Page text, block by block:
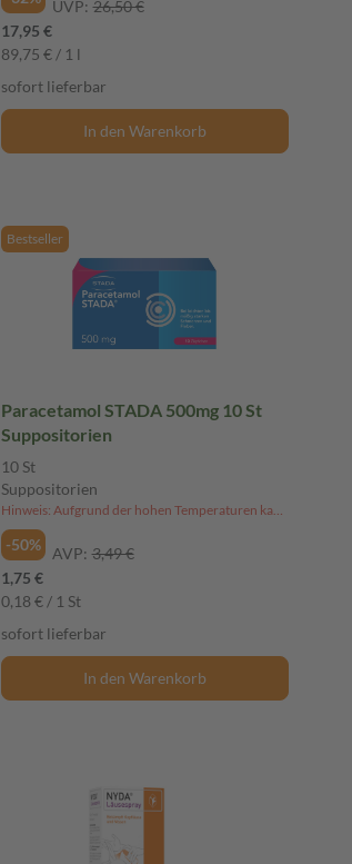
UVP: 26,50 €
17,95 €
89,75 € / 1 l
sofort lieferbar
In den Warenkorb
Bestseller
Paracetamol STADA 500mg 10 St
Suppositorien
10 St
Suppositorien
Hinweis: Aufgrund der hohen Temperaturen kann dieser Artikel derzeit nicht an Packstationen versendet werden.
-50% AVP: 3,49 €
1,75 €
0,18 € / 1 St
sofort lieferbar
In den Warenkorb